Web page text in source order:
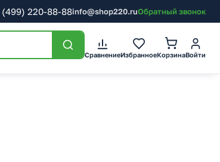
(499) 220-88-88info@shop220.ruОбратный звонок
СравнениеИзбранноеКорзинаВойти